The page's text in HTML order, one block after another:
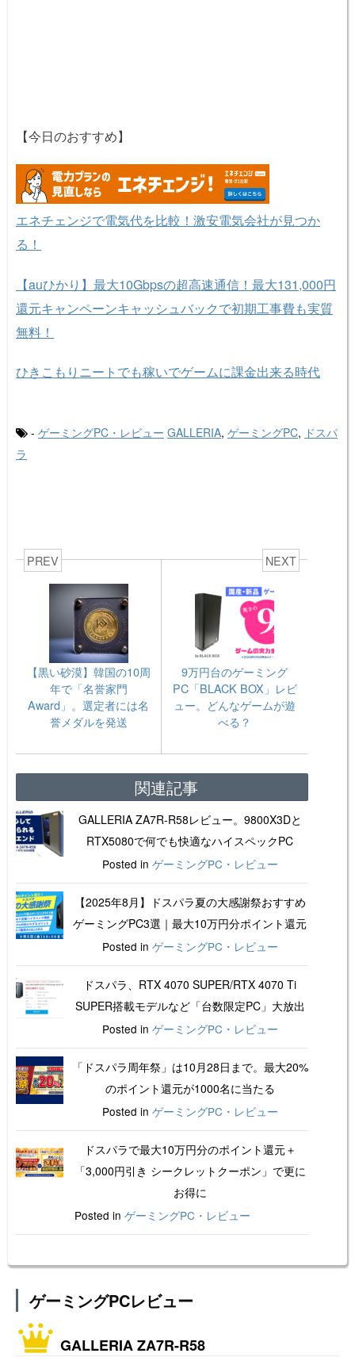
【今日のおすすめ】
エネチェンジで電気代を比較！激安電気会社が見つか
る！
【auひかり】最大10Gbpsの超高速通信！最大131,000円
還元キャンペーンキャッシュバックで初期工事費も実質
無料！
ひきこもりニートでも稼いでゲームに課金出来る時代
- ゲーミングPC・レビュー GALLERIA, ゲーミングPC, ドスパ
ラ
PREV
【黒い砂漠】韓国の10周
年で「名誉家門
Award」。選定者には名
誉メダルを発送
NEXT
9万円台のゲーミング
PC「BLACK BOX」レビ
ュー。どんなゲームが遊
べる？
関連記事
GALLERIA ZA7R-R58レビュー。9800X3Dと
RTX5080で何でも快適なハイスペックPC
Posted in ゲーミングPC・レビュー
【2025年8月】ドスパラ夏の大感謝祭おすすめ
ゲーミングPC3選｜最大10万円分ポイント還元
Posted in ゲーミングPC・レビュー
ドスパラ、RTX 4070 SUPER/RTX 4070 Ti
SUPER搭載モデルなど「台数限定PC」大放出
Posted in ゲーミングPC・レビュー
「ドスパラ周年祭」は10月28日まで。最大20%
のポイント還元が1000名に当たる
Posted in ゲーミングPC・レビュー
ドスパラで最大10万円分のポイント還元＋
「3,000円引き シークレットクーポン」で更に
お得に
Posted in ゲーミングPC・レビュー
ゲーミングPCレビュー
GALLERIA ZA7R-R58